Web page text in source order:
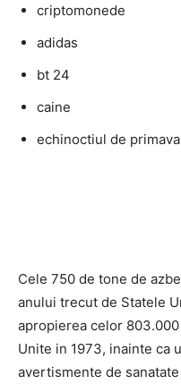
criptomonede
adidas
bt 24
caine
echinoctiul de
Cele 750 de tone de
anului trecut de Statele
apropierea celor
Unite in 1973, inainte ca
avertismente de